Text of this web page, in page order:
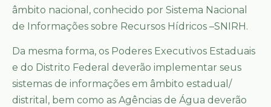
âmbito nacional, conhecido por Sistema Nacional
de Informações sobre Recursos Hídricos –SNIRH.
Da mesma forma, os Poderes Executivos Estaduais
e do Distrito Federal deverão implementar seus
sistemas de informações em âmbito estadual/
distrital, bem como as Agências de Água deverão